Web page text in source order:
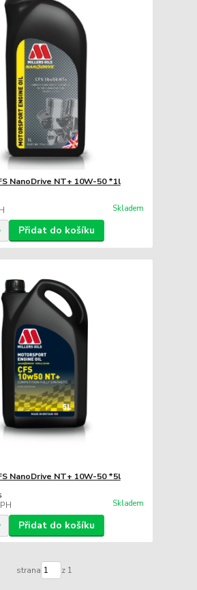
NanoDrive NT+ 10W-50 *1l
Skladem
Přidat do košíku
NanoDrive NT+ 10W-50 *5l
Skladem
Přidat do košíku
strana z 1